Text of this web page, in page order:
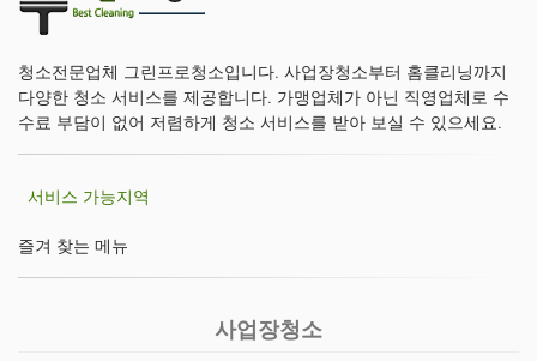
청소전문업체 그린프로청소입니다. 사업장청소부터 홈클리닝까지
다양한 청소 서비스를 제공합니다. 가맹업체가 아닌 직영업체로 수
수료 부담이 없어 저렴하게 청소 서비스를 받아 보실 수 있으세요.
서비스 가능지역
즐겨 찾는 메뉴
사업장청소